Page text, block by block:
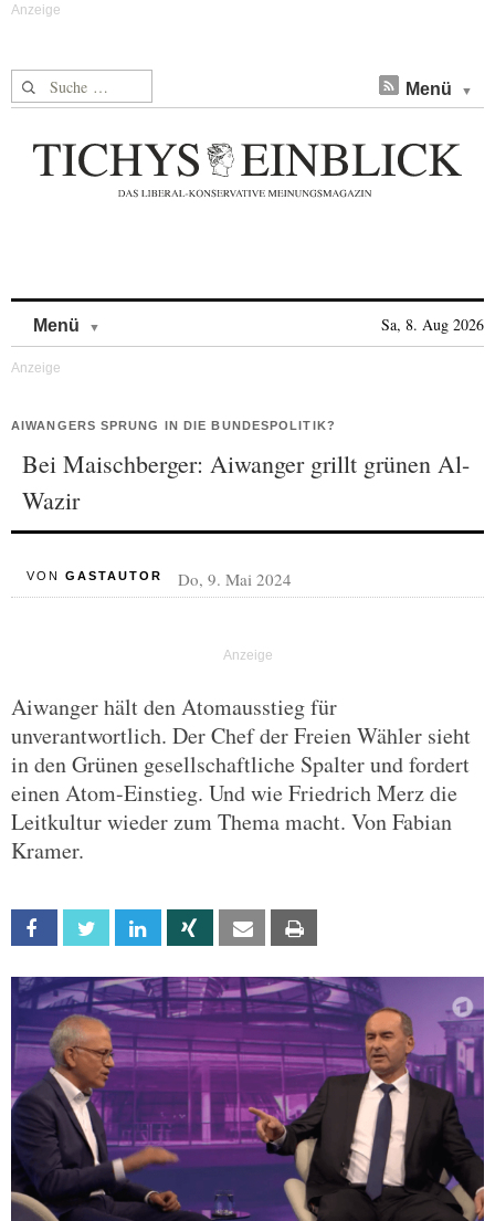
Suche nach: Menü
Menü Sa, 8. Aug 2026
AIWANGERS SPRUNG IN DIE BUNDESPOLITIK?
Bei Maischberger: Aiwanger grillt grünen Al-
Wazir
VON GASTAUTOR Do, 9. Mai 2024
Aiwanger hält den Atomausstieg für
unverantwortlich. Der Chef der Freien Wähler sieht
in den Grünen gesellschaftliche Spalter und fordert
einen Atom-Einstieg. Und wie Friedrich Merz die
Leitkultur wieder zum Thema macht. Von Fabian
Kramer.
Facebook Twitter Linkedin Xing Email